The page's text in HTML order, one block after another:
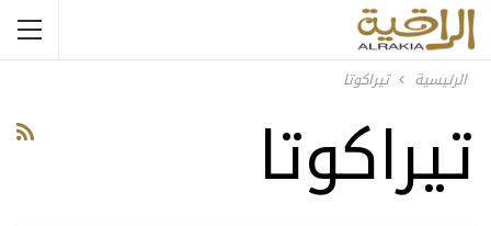
الرئيسية تيراكوتا
تيراكوتا